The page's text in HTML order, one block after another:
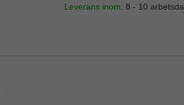
Leverans inom: 8 - 10